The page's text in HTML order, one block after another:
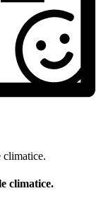
climatice.